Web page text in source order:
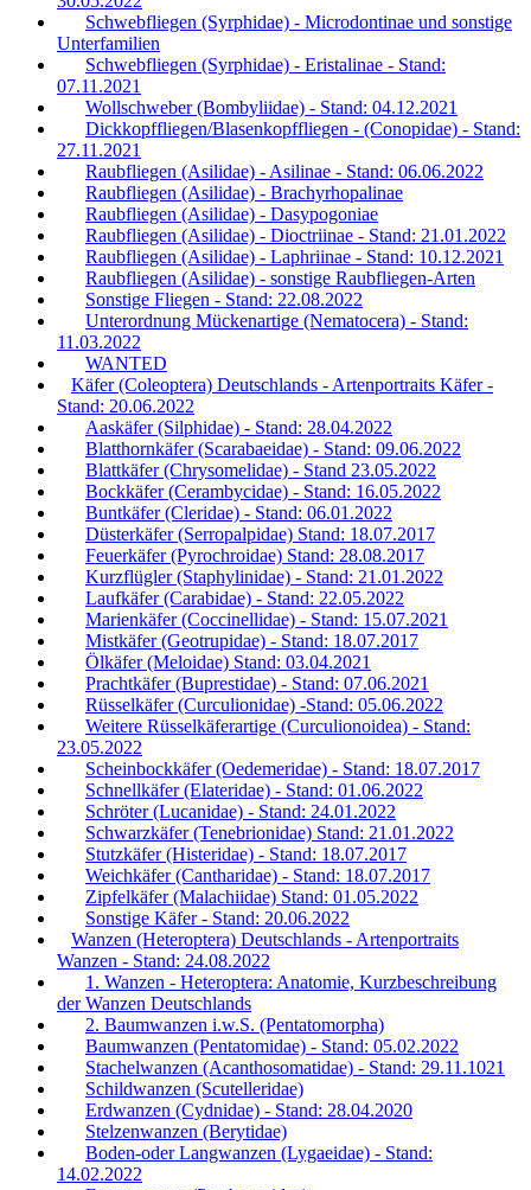
Schwebfliegen (Syrphidae) - Microdontinae und sonstige
Unterfamilien
Schwebfliegen (Syrphidae) - Eristalinae - Stand:
07.11.2021
Wollschweber (Bombyliidae) - Stand: 04.12.2021
Dickkopffliegen/Blasenkopffliegen - (Conopidae) - Stand:
27.11.2021
Raubfliegen (Asilidae) - Asilinae - Stand: 06.06.2022
Raubfliegen (Asilidae) - Brachyrhopalinae
Raubfliegen (Asilidae) - Dasypogoniae
Raubfliegen (Asilidae) - Dioctriinae - Stand: 21.01.2022
Raubfliegen (Asilidae) - Laphriinae - Stand: 10.12.2021
Raubfliegen (Asilidae) - sonstige Raubfliegen-Arten
Sonstige Fliegen - Stand: 22.08.2022
Unterordnung Mückenartige (Nematocera) - Stand:
11.03.2022
WANTED
Käfer (Coleoptera) Deutschlands - Artenportraits Käfer -
Stand: 20.06.2022
Aaskäfer (Silphidae) - Stand: 28.04.2022
Blatthornkäfer (Scarabaeidae) - Stand: 09.06.2022
Blattkäfer (Chrysomelidae) - Stand 23.05.2022
Bockkäfer (Cerambycidae) - Stand: 16.05.2022
Buntkäfer (Cleridae) - Stand: 06.01.2022
Düsterkäfer (Serropalpidae) Stand: 18.07.2017
Feuerkäfer (Pyrochroidae) Stand: 28.08.2017
Kurzflügler (Staphylinidae) - Stand: 21.01.2022
Laufkäfer (Carabidae) - Stand: 22.05.2022
Marienkäfer (Coccinellidae) - Stand: 15.07.2021
Mistkäfer (Geotrupidae) - Stand: 18.07.2017
Ölkäfer (Meloidae) Stand: 03.04.2021
Prachtkäfer (Buprestidae) - Stand: 07.06.2021
Rüsselkäfer (Curculionidae) -Stand: 05.06.2022
Weitere Rüsselkäferartige (Curculionoidea) - Stand:
23.05.2022
Scheinbockkäfer (Oedemeridae) - Stand: 18.07.2017
Schnellkäfer (Elateridae) - Stand: 01.06.2022
Schröter (Lucanidae) - Stand: 24.01.2022
Schwarzkäfer (Tenebrionidae) Stand: 21.01.2022
Stutzkäfer (Histeridae) - Stand: 18.07.2017
Weichkäfer (Cantharidae) - Stand: 18.07.2017
Zipfelkäfer (Malachiidae) Stand: 01.05.2022
Sonstige Käfer - Stand: 20.06.2022
Wanzen (Heteroptera) Deutschlands - Artenportraits
Wanzen - Stand: 24.08.2022
1. Wanzen - Heteroptera: Anatomie, Kurzbeschreibung
der Wanzen Deutschlands
2. Baumwanzen i.w.S. (Pentatomorpha)
Baumwanzen (Pentatomidae) - Stand: 05.02.2022
Stachelwanzen (Acanthosomatidae) - Stand: 29.11.1021
Schildwanzen (Scutelleridae)
Erdwanzen (Cydnidae) - Stand: 28.04.2020
Stelzenwanzen (Berytidae)
Boden-oder Langwanzen (Lygaeidae) - Stand:
14.02.2022